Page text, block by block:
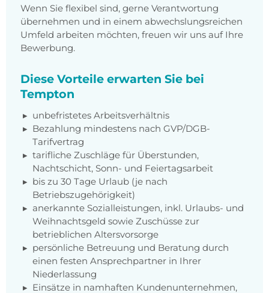
Wenn Sie flexibel sind, gerne Verantwortung
übernehmen und in einem abwechslungsreichen
Umfeld arbeiten möchten, freuen wir uns auf Ihre
Bewerbung.
Diese Vorteile erwarten Sie bei
Tempton
unbefristetes Arbeitsverhältnis
Bezahlung mindestens nach GVP/DGB-
Tarifvertrag
tarifliche Zuschläge für Überstunden,
Nachtschicht, Sonn- und Feiertagsarbeit
bis zu 30 Tage Urlaub (je nach
Betriebszugehörigkeit)
anerkannte Sozialleistungen, inkl. Urlaubs- und
Weihnachtsgeld sowie Zuschüsse zur
betrieblichen Altersvorsorge
persönliche Betreuung und Beratung durch
einen festen Ansprechpartner in Ihrer
Niederlassung
Einsätze in namhaften Kundenunternehmen,